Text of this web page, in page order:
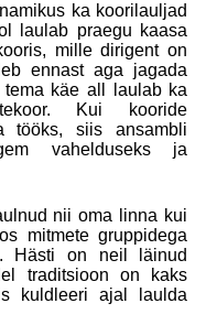
ka koorilauljad
laulab praegu kaasa
mille dirigent on
ennast aga jagada
käe all laulab ka
Kui kooride
tööks, siis ansambli
vahelduseks ja
nii oma linna kui
mitmete gruppidega
Hästi on neil läinud
traditsioon on kaks
kuldleeri ajal laulda